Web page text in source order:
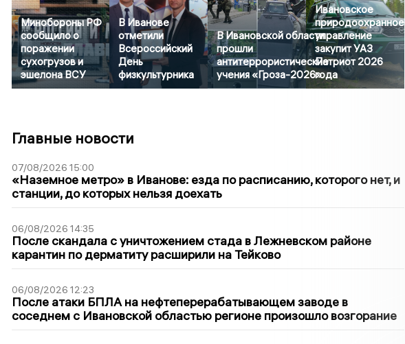
Минобороны РФ
сообщило о
поражении
сухогрузов и
эшелона ВСУ
В Иванове
отметили
Всероссийский
День
физкультурника
В Ивановской области
прошли
антитеррористические
учения «Гроза-2026»
Ивановское
природоохранное
управление
закупит УАЗ
Патриот 2026
года
Главные новости
07/08/2026 15:00
«Наземное метро» в Иванове: езда по расписанию, которого нет, и
станции, до которых нельзя доехать
06/08/2026 14:35
После скандала с уничтожением стада в Лежневском районе
карантин по дерматиту расширили на Тейково
06/08/2026 12:23
После атаки БПЛА на нефтеперерабатывающем заводе в
соседнем с Ивановской областью регионе произошло возгорание